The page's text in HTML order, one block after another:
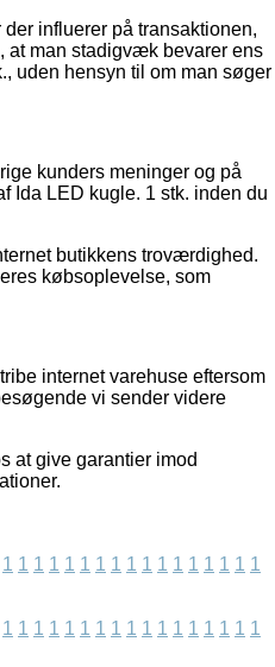
influerer på transaktionen,
at man stadigvæk bevarer ens
uden hensyn til om man søger
kunders meninger og på
Ida LED kugle. 1 stk. inden du
butikkens troværdighed.
købsoplevelse, som
internet varehuse eftersom
vi sender videre
at give garantier imod
1 1 1 1 1 1 1 1 1 1 1 1 1 1 1 1 1
1 1 1 1 1 1 1 1 1 1 1 1 1 1 1 1 1